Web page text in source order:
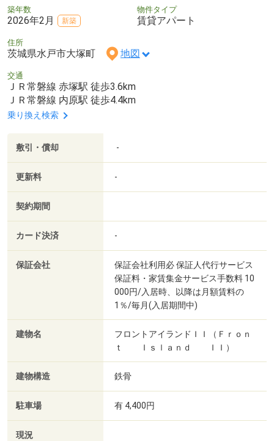
築年数
2026年2月 新築
物件タイプ
賃貸アパート
住所
茨城県水戸市大塚町 地図
交通
ＪＲ常磐線 赤塚駅 徒歩3.6km
ＪＲ常磐線 内原駅 徒歩4.4km
乗り換え検索
敷引・償却 -
更新料 -
契約期間
カード決済 -
保証会社
保証会社利用必 保証人代行サービス
保証料・家賃集金サービス手数料 10
000円/入居時、以降は月額賃料の
1％/毎月(入居期間中)
建物名
フロントアイランドＩＩ（Ｆｒｏｎ
ｔ Ｉｓｌａｎｄ ＩＩ）
建物構造 鉄骨
駐車場 有 4,400円
現況